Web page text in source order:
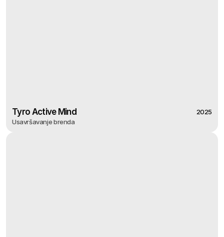
Tyro Active Mind
Tyro Active Mind
2025
Usavršavanje brenda